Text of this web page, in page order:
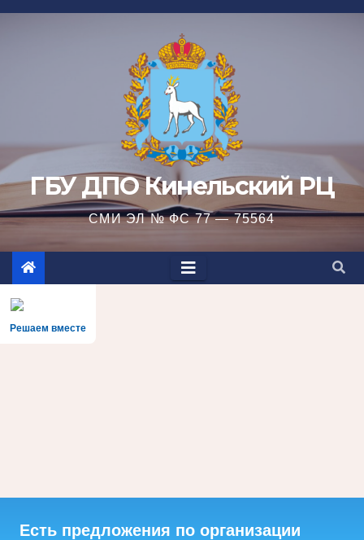
Перейти
ГБУ ДПО Кинельский РЦ
СМИ ЭЛ № ФС 77 — 75564
Решаем вместе
Есть предложения по организации